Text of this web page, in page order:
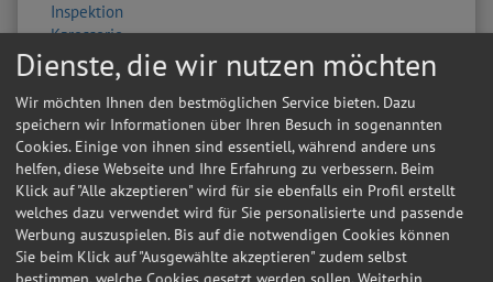
Inspektion
Karosserie
Keilriemen
Klima / Heizung / Kühler
Klimaservice
Kupplung
Lackierung
Lichtmaschine
Ölwechsel
Radlager
Radwechsel 4 Räder
Reifendienstleistung
Dienste, die wir nutzen möchten
Wir möchten Ihnen den bestmöglichen Service bieten. Dazu
speichern wir Informationen über Ihren Besuch in sogenannten
Cookies. Einige von ihnen sind essentiell, während andere uns
helfen, diese Webseite und Ihre Erfahrung zu verbessern. Beim
Klick auf "Alle akzeptieren" wird für sie ebenfalls ein Profil erstellt
welches dazu verwendet wird für Sie personalisierte und passende
Werbung auszuspielen. Bis auf die notwendigen Cookies können
Sie beim Klick auf "Ausgewählte akzeptieren" zudem selbst